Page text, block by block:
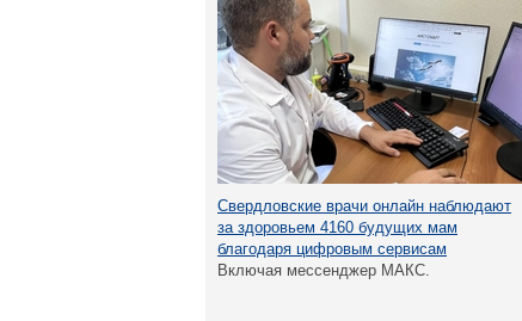
Свердловские врачи онлайн наблюдают
за здоровьем 4160 будущих мам
благодаря цифровым сервисам
Включая мессенджер МАКС.